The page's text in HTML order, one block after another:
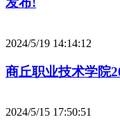
2024/5/19 14:14:12
商丘职业技术学院
2024/5/15 17:50:51